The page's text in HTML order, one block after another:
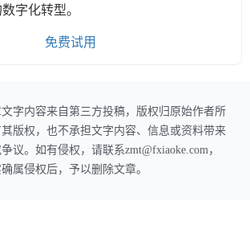
字化转型。
免费试用
字内容来自第三方投稿，版权归原始作者所
版权，也不承担文字内容、信息或资料带来
议。如有侵权，请联系zmt@fxiaoke.com，
属侵权后，予以删除文章。